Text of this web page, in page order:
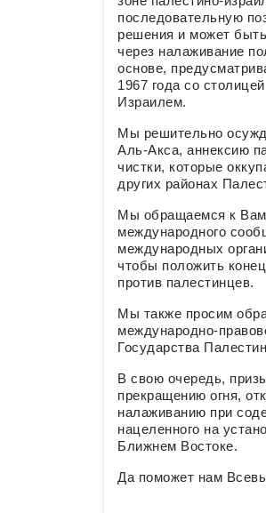
последовательную
решения и может
через налаживание
основе,
1967 года со
Израилем.
Мы решительно
Аль-Акса, аннексию
чистки, которые
других районах
Мы обращаемся к
международного
международных
чтобы положить
против палестинцев.
Мы также просим
международно-
Государства
В свою очередь,
прекращению огня,
налаживанию при
нацеленного на
Ближнем Востоке.
Да поможет нам